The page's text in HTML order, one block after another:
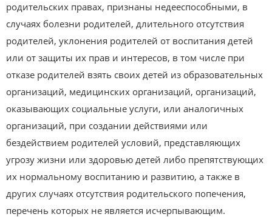
родительских правах, признаны недееспособными, в
случаях болезни родителей, длительного отсутствия
родителей, уклонения родителей от воспитания детей
или от защиты их прав и интересов, в том числе при
отказе родителей взять своих детей из образовательных
организаций, медицинских организаций, организаций,
оказывающих социальные услуги, или аналогичных
организаций, при создании действиями или
бездействием родителей условий, представляющих
угрозу жизни или здоровью детей либо препятствующих
их нормальному воспитанию и развитию, а также в
других случаях отсутствия родительского попечения,
перечень которых не является исчерпывающим.